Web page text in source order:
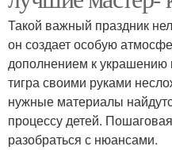
Такой важный праздник
он создает особую
дополнением к
тигра своими руками
нужные материалы
процессу детей.
разобраться с нюансами.